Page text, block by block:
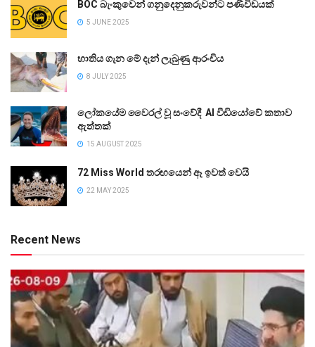
BOC බැංකුවෙන් ගනුදෙනුකරුවන්ට පණිවිඩයක්
5 JUNE 2025
භාතිය ගැන මේ දැන් ලැබුණු ආරංචිය
8 JULY 2025
ලෝකයේම වෛරල් වූ සංවේදී AI වීඩියෝවේ කතාව
ඇත්තක්
15 AUGUST 2025
72 Miss World තරඟයෙන් ඈ ඉවත් වෙයි
22 MAY 2025
Recent News